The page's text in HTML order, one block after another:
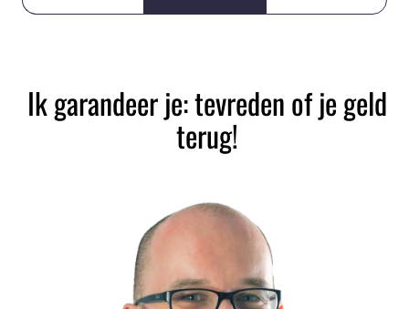
Ik garandeer je: tevreden of je geld
terug!